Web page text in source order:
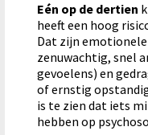
Eén op de dertien
heeft een hoog
Dat zijn
zenuwachtig, snel
gevoelens) en
of ernstig
is te zien dat iets
hebben op